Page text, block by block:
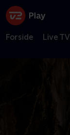
Forside Live TV